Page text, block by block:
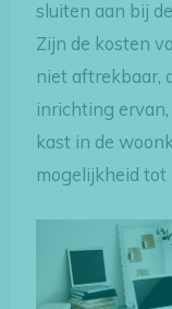
sluiten aan bij
Zijn de kosten
niet aftrekbaar,
inrichting ervan,
kast in de
mogelijkheid